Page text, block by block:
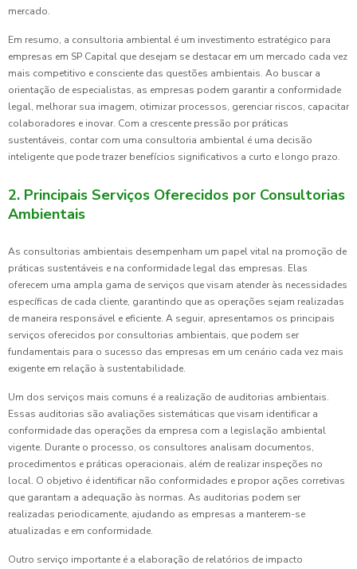
mercado.
Em resumo, a consultoria ambiental é um investimento estratégico para
empresas em SP Capital que desejam se destacar em um mercado cada vez
mais competitivo e consciente das questões ambientais. Ao buscar a
orientação de especialistas, as empresas podem garantir a conformidade
legal, melhorar sua imagem, otimizar processos, gerenciar riscos, capacitar
colaboradores e inovar. Com a crescente pressão por práticas
sustentáveis, contar com uma consultoria ambiental é uma decisão
inteligente que pode trazer benefícios significativos a curto e longo prazo.
2. Principais Serviços Oferecidos por Consultorias
Ambientais
As consultorias ambientais desempenham um papel vital na promoção de
práticas sustentáveis e na conformidade legal das empresas. Elas
oferecem uma ampla gama de serviços que visam atender às necessidades
específicas de cada cliente, garantindo que as operações sejam realizadas
de maneira responsável e eficiente. A seguir, apresentamos os principais
serviços oferecidos por consultorias ambientais, que podem ser
fundamentais para o sucesso das empresas em um cenário cada vez mais
exigente em relação à sustentabilidade.
Um dos serviços mais comuns é a realização de auditorias ambientais.
Essas auditorias são avaliações sistemáticas que visam identificar a
conformidade das operações da empresa com a legislação ambiental
vigente. Durante o processo, os consultores analisam documentos,
procedimentos e práticas operacionais, além de realizar inspeções no
local. O objetivo é identificar não conformidades e propor ações corretivas
que garantam a adequação às normas. As auditorias podem ser
realizadas periodicamente, ajudando as empresas a manterem-se
atualizadas e em conformidade.
Outro serviço importante é a elaboração de relatórios de impacto